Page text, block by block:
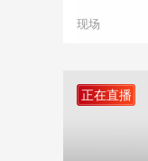
现场
正在直播